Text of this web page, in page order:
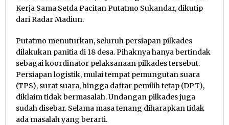
Kerja Sama Setda Pacitan Putatmo Sukandar, dikutip
dari Radar Madiun.
Putatmo menuturkan, seluruh persiapan pilkades
dilakukan panitia di 18 desa. Pihaknya hanya bertindak
sebagai koordinator pelaksanaan pilkades tersebut.
Persiapan logistik, mulai tempat pemungutan suara
(TPS), surat suara, hingga daftar pemilih tetap (DPT),
diklaim tidak bermasalah. Undangan pilkades juga
sudah disebar. Selama masa tenang diharapkan tidak
ada masalah yang berarti.